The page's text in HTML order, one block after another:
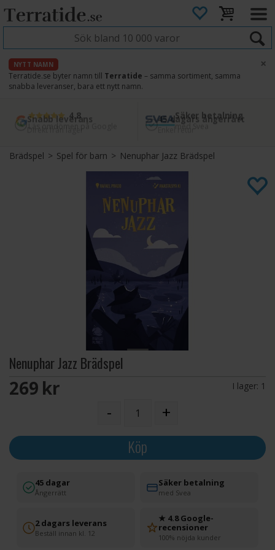
NYTT NAMN
Terratide.se byter namn till Terratide – samma sortiment, samma
snabba leveranser, bara ett nytt namn.
×
4.8
Läs omdömen på Google
Säker betalning
Snabb leverans
Direkt från lager
45 dagars ångerrätt
Brädspel>Spel för barn> Nenuphar Jazz Brädspel
Nenuphar Jazz Brädspel
269 SEK I lager: 1
- +
Köp
45 dagar
Ångerrätt
Säker betalning
med Svea
2 dagars leverans
Beställ innan kl. 12
★ 4.8 Google-
recensioner
100% nöjda kunder